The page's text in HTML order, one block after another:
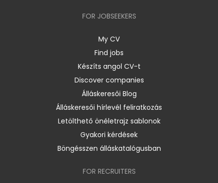
FOR JOBSEEKERS
My CV
Find jobs
Készíts angol CV-t
Discover companies
Álláskeresői Blog
Álláskeresői hírlevél feliratkozás
Letölthető önéletrajz sablonok
Gyakori kérdések
Böngésszen álláskatalógusban
FOR RECRUITERS